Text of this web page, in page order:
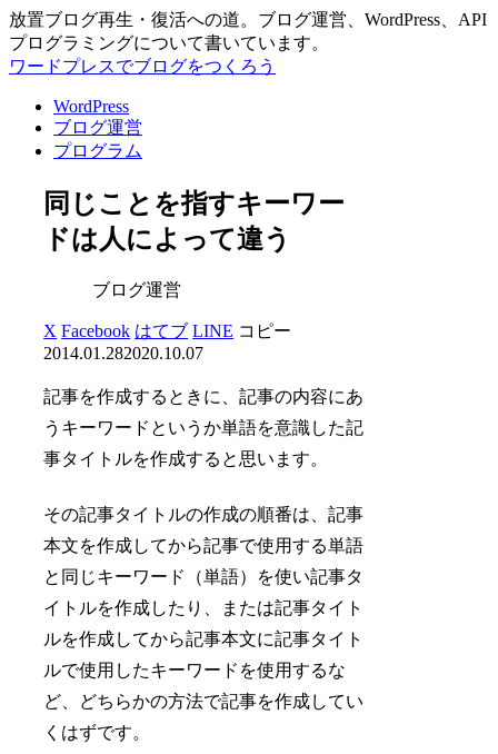
放置ブログ再生・復活への道。ブログ運営、WordPress、API
プログラミングについて書いています。
ワードプレスでブログをつくろう
WordPress
ブログ運営
プログラム
同じことを指すキーワー
ドは人によって違う
ブログ運営
X Facebook はてブ LINE コピー
2014.01.282020.10.07
記事を作成するときに、記事の内容にあ
うキーワードというか単語を意識した記
事タイトルを作成すると思います。
その記事タイトルの作成の順番は、記事
本文を作成してから記事で使用する単語
と同じキーワード（単語）を使い記事タ
イトルを作成したり、または記事タイト
ルを作成してから記事本文に記事タイト
ルで使用したキーワードを使用するな
ど、どちらかの方法で記事を作成してい
くはずです。